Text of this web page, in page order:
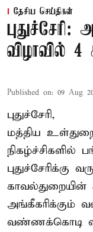
தேசிய செய்திகள்
விழாவில்
Published on: 09 Aug
புதுச்சேரி,
மத்திய
நிகழ்ச்சிகளில்
புதுச்சேரிக்கு
அங்கீகரிக்கும்
வண்ணக்கொடி